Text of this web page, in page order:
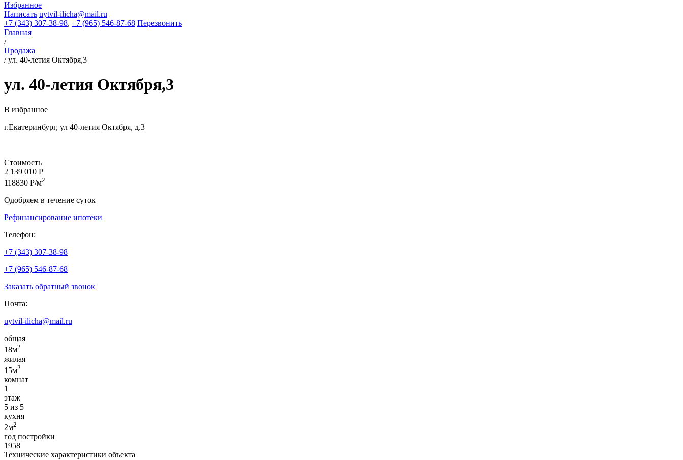
Избранное
Написать uytvil-ilicha@mail.ru
+7 (343) 307-38-98, +7 (965) 546-87-68 Перезвонить
Главная
/
Продажа
/ул. 40-летия Октября,3
ул. 40-летия Октября,3
В избранное
г.Екатеринбург, ул 40-летия Октября, д.3
Стоимость
2 139 010 Р
118830 Р/м2
Одобряем в течение суток
Рефинансирование ипотеки
Телефон:
+7 (343) 307-38-98
+7 (965) 546-87-68
Заказать обратный звонок
Почта:
uytvil-ilicha@mail.ru
общая
18м2
жилая
15м2
комнат
1
этаж
5 из 5
кухня
2м2
год постройки
1958
Технические характеристики объекта